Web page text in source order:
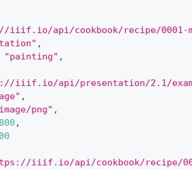
api/cookbook/recipe/0001-
,
"painting" ,
iiif.io/api/presentation/2.1/
,
png" ,
,
iiif.io/api/cookbook/recipe/